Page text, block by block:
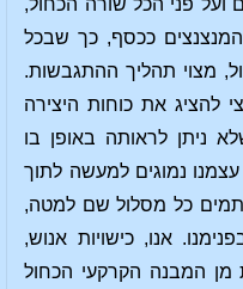
המנצנצים ככסף, כך שבכל
מצוי תהליך ההתגבשות.
להציג את כוחות היצירה
ניתן לראותה באופן בו
עצמנו נמוגים למעשה לתוך
כל מסלול שם למטה,
אנו, כישויות אנוש,
המבנה הקרקעי הכחול